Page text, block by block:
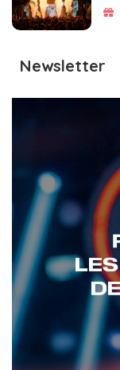
Newsletter